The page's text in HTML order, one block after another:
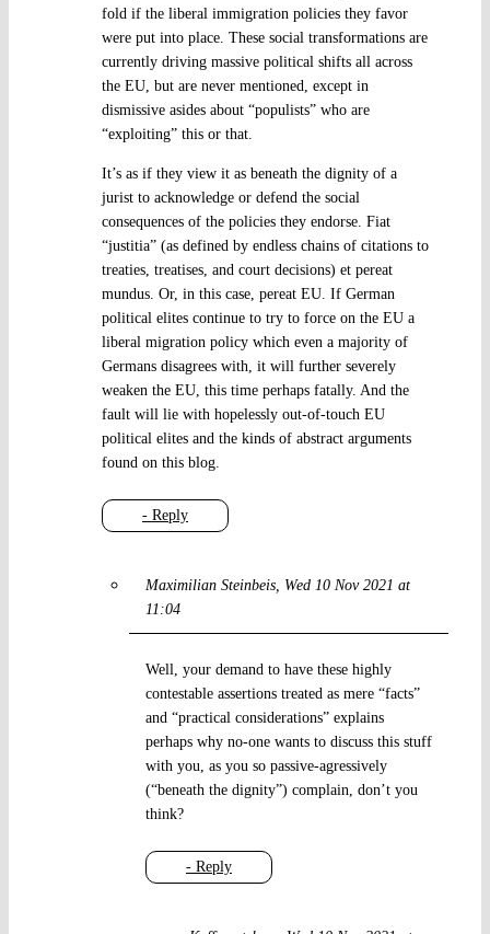
- Reply
fold if the liberal immigration policies they favor
were put into place. These social transformations are
currently driving massive political shifts all across
the EU, but are never mentioned, except in
dismissive asides about “populists” who are
“exploiting” this or that.
It’s as if they view it as beneath the dignity of a
jurist to acknowledge or defend the social
consequences of the policies they endorse. Fiat
“justitia” (as defined by endless chains of citations to
treaties, treatises, and court decisions) et pereat
mundus. Or, in this case, pereat EU. If German
political elites continue to try to force on the EU a
liberal migration policy which even a majority of
Germans disagrees with, it will further severely
weaken the EU, this time perhaps fatally. And the
fault will lie with hopelessly out-of-touch EU
political elites and the kinds of abstract arguments
found on this blog.
Maximilian Steinbeis
Wed 10 Nov 2021 at
11:04
- Reply
Well, your demand to have these highly
contestable assertions treated as mere “facts”
and “practical considerations” explains
perhaps why no-one wants to discuss this stuff
with you, as you so passive-agressively
(“beneath the dignity”) complain, don’t you
think?